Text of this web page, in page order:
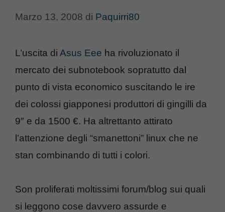
Marzo 13, 2008 di Paquirri80
L’uscita di Asus Eee ha rivoluzionato il
mercato dei subnotebook sopratutto dal
punto di vista economico suscitando le ire
dei colossi giapponesi produttori di gingilli da
9″ e da 1500 €. Ha altrettanto attirato
l’attenzione degli “smanettoni” linux che ne
stan combinando di tutti i colori.
Son proliferati moltissimi forum/blog sui quali
si leggono cose davvero assurde e